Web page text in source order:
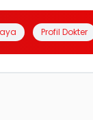
Profil Dokter